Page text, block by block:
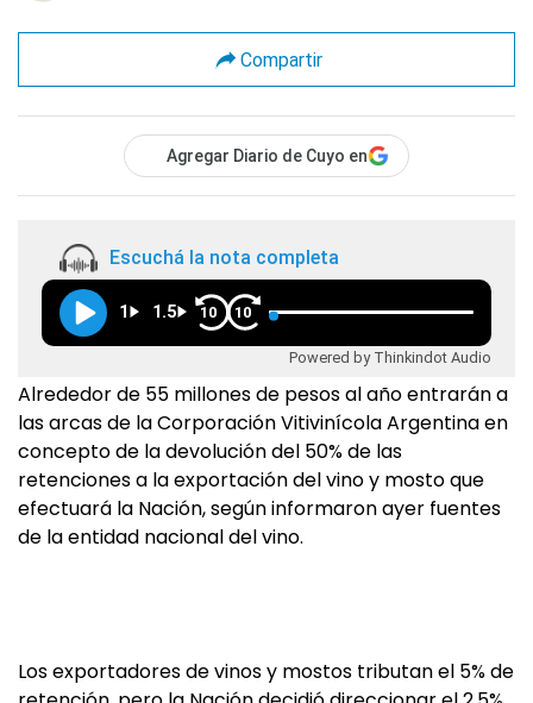
Compartir
Agregar Diario de Cuyo en
Escuchá la nota completa
1 1.5 10 10
Powered by Thinkindot Audio
Alrededor de 55 millones de pesos al año entrarán a
las arcas de la Corporación Vitivinícola Argentina en
concepto de la devolución del 50% de las
retenciones a la exportación del vino y mosto que
efectuará la Nación, según informaron ayer fuentes
de la entidad nacional del vino.
Los exportadores de vinos y mostos tributan el 5% de